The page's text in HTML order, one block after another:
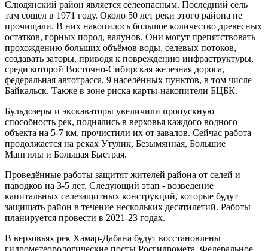
Слюдянский район является селеопасным. Последний сель
там сошёл в 1971 году. Около 50 лет реки этого района не
прочищали. В них накопилось большое количество древесных
остатков, горных пород, валунов. Они могут препятствовать
прохождению больших объёмов воды, селевых потоков,
создавать заторы, приводя к повреждению инфраструктуры,
среди которой Восточно-Сибирская железная дорога,
федеральная автотрасса, 9 населённых пунктов, в том числе
Байкальск. Также в зоне риска карты-накопители БЦБК.
Бульдозеры и экскаваторы увеличили пропускную
способность рек, поднялись в верховья каждого водного
объекта на 5-7 км, прочистили их от завалов. Сейчас работа
продолжается на реках Утулик, Безымянная, Большие
Мангилы и Большая Быстрая.
Проведённые работы защитят жителей района от селей и
паводков на 3-5 лет. Следующий этап - возведение
капитальных селезащитных конструкций, которые будут
защищать район в течение нескольких десятилетий. Работы
планируется провести в 2021-23 годах.
В верховьях рек Хамар-Дабана будут восстановлены
гидрометеорологические посты Росгидромета. Федеральное